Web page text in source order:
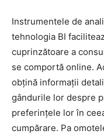
Instrumentele de
tehnologia BI
cuprinzătoare a
se comportă online.
obțină informații
gândurile lor despre
preferințele lor în
cumpărare. Pa